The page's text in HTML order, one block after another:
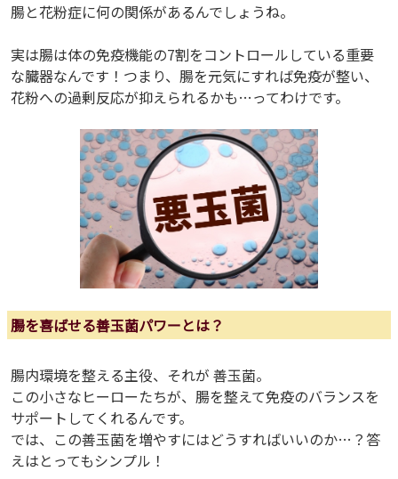
腸と花粉症に何の関係があるんでしょうね。
実は腸は体の免疫機能の7割をコントロールしている重要
な臓器なんです！つまり、腸を元気にすれば免疫が整い、
花粉への過剰反応が抑えられるかも…ってわけです。
腸を喜ばせる善玉菌パワーとは？
腸内環境を整える主役、それが 善玉菌。
この小さなヒーローたちが、腸を整えて免疫のバランスを
サポートしてくれるんです。
では、この善玉菌を増やすにはどうすればいいのか…？答
えはとってもシンプル！